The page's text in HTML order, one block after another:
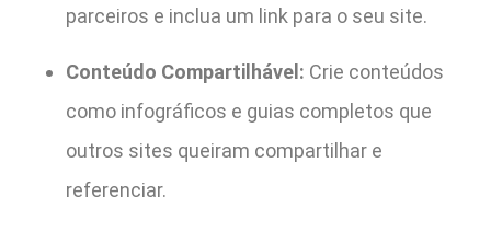
parceiros e inclua um link para o seu site.
Conteúdo Compartilhável: Crie conteúdos
como infográficos e guias completos que
outros sites queiram compartilhar e
referenciar.